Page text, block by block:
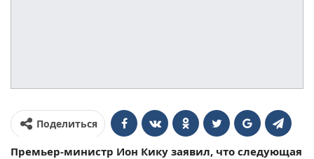
Поделиться
Премьер-министр Ион Кику заявил, что следующая